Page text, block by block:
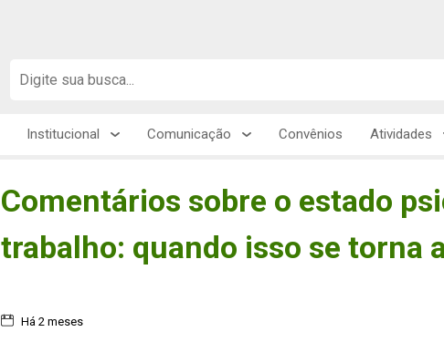
Institucional Comunicação Convênios Atividades
Comentários sobre o estado
trabalho: quando isso se torna
Há 2 meses